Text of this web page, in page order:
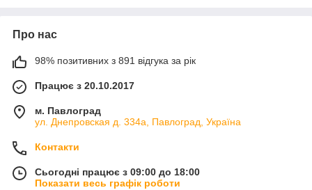
Про нас
98% позитивних з 891 відгука за рік
Працює з 20.10.2017
м. Павлоград
ул. Днепровская д. 334а, Павлоград, Україна
Контакти
Сьогодні працює з 09:00 до 18:00
Показати весь графік роботи